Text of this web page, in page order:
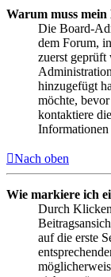
Warum muss mein
Die Board-
dem Forum,
zuerst geprüft
hinzugefügt
möchte,
kontaktiere
Informationen
Nach oben
Wie markiere ich
Durch
auf die erste